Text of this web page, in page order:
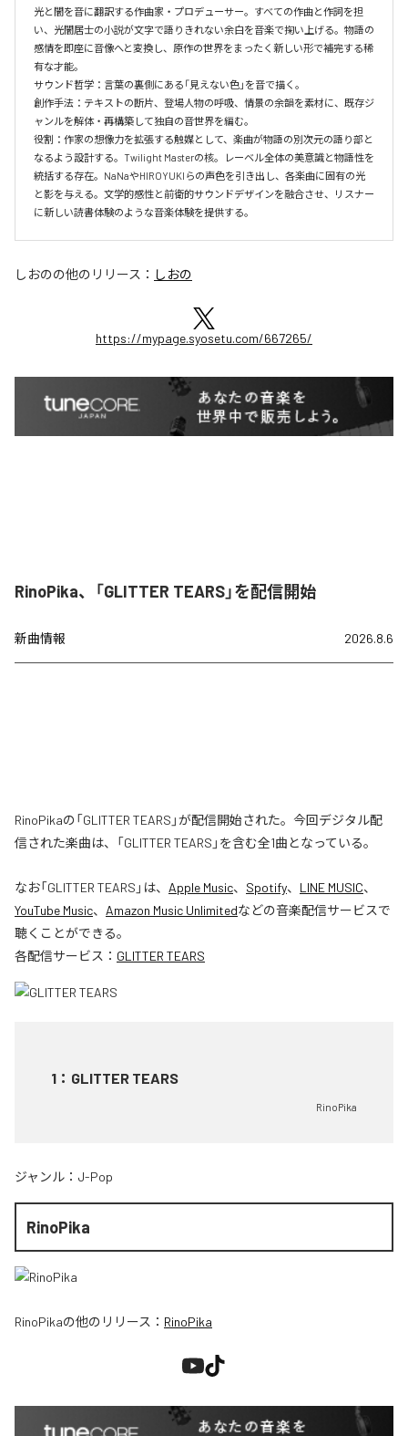
光と闇を音に翻訳する作曲家・プロデューサー。すべての作曲と作詞を担
い、光闇居士の小説が文字で語りきれない余白を音楽で掬い上げる。物語の
感情を即座に音像へと変換し、原作の世界をまったく新しい形で補完する稀
有な才能。
サウンド哲学：言葉の裏側にある「見えない色」を音で描く。
創作手法：テキストの断片、登場人物の呼吸、情景の余韻を素材に、既存ジ
ャンルを解体・再構築して独自の音世界を編む。
役割：作家の想像力を拡張する触媒として、楽曲が物語の別次元の語り部と
なるよう設計する。Twilight Masterの核。レーベル全体の美意識と物語性を
統括する存在。NaNaやHIROYUKIらの声色を引き出し、各楽曲に固有の光
と影を与える。文学的感性と前衛的サウンドデザインを融合させ、リスナー
に新しい読書体験のような音楽体験を提供する。
しおのの他のリリース： しおの
https://mypage.syosetu.com/667265/
RinoPika、「GLITTER TEARS」を配信開始
新曲情報 2026.8.6
RinoPikaの「GLITTER TEARS」が配信開始された。今回デジタル配
信された楽曲は、「GLITTER TEARS」を含む全1曲となっている。
なお「GLITTER TEARS 」は、 Apple Music、 Spotify、 LINE MUSIC、
YouTube Music、 Amazon Music Unlimitedなどの音楽配信サービスで
聴くことができる。
各配信サービス： GLITTER TEARS
1 ： GLITTER TEARS
RinoPika
ジャンル： J-Pop
RinoPika
RinoPikaの他のリリース： RinoPika